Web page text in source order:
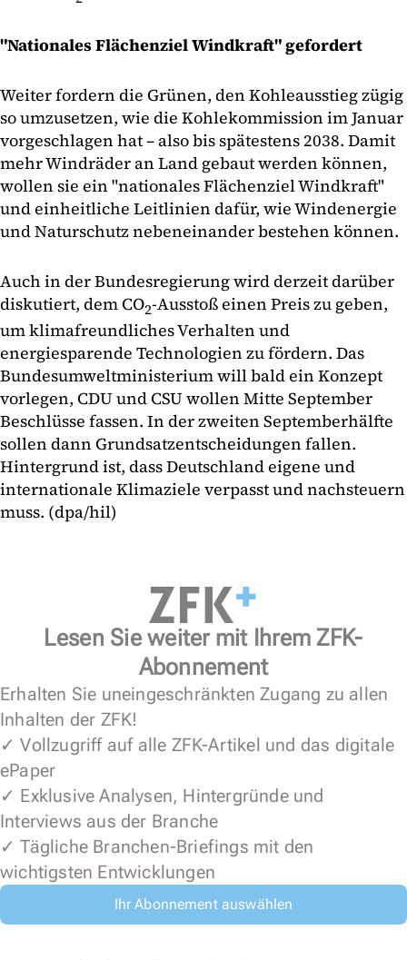
"Nationales Flächenziel Windkraft" gefordert
Weiter fordern die Grünen, den Kohleausstieg zügig
so umzusetzen, wie die Kohlekommission im Januar
vorgeschlagen hat – also bis spätestens 2038. Damit
mehr Windräder an Land gebaut werden können,
wollen sie ein "nationales Flächenziel Windkraft"
und einheitliche Leitlinien dafür, wie Windenergie
und Naturschutz nebeneinander bestehen können.
Auch in der Bundesregierung wird derzeit darüber
diskutiert, dem CO2-Ausstoß einen Preis zu geben,
um klimafreundliches Verhalten und
energiesparende Technologien zu fördern. Das
Bundesumweltministerium will bald ein Konzept
vorlegen, CDU und CSU wollen Mitte September
Beschlüsse fassen. In der zweiten Septemberhälfte
sollen dann Grundsatzentscheidungen fallen.
Hintergrund ist, dass Deutschland eigene und
internationale Klimaziele verpasst und nachsteuern
muss. (dpa/hil)
Lesen Sie weiter mit Ihrem ZFK-
Abonnement
Erhalten Sie uneingeschränkten Zugang zu allen
Inhalten der ZFK!
✓ Vollzugriff auf alle ZFK-Artikel und das digitale
ePaper
✓ Exklusive Analysen, Hintergründe und
Interviews aus der Branche
✓ Tägliche Branchen-Briefings mit den
wichtigsten Entwicklungen
Ihr Abonnement auswählen